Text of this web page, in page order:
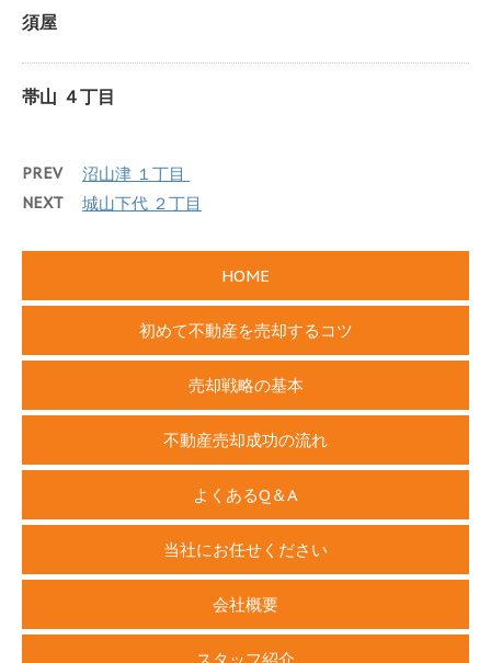
須屋
帯山 ４丁目
PREV 沼山津 １丁目
NEXT 城山下代 ２丁目
HOME
初めて不動産を売却するコツ
売却戦略の基本
不動産売却成功の流れ
よくあるQ＆A
当社にお任せください
会社概要